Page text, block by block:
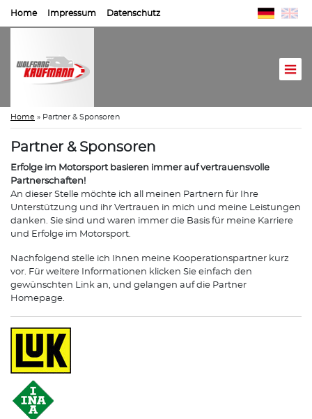
Home Impressum Datenschutz
Home » Partner & Sponsoren
Partner & Sponsoren
Erfolge im Motorsport basieren immer auf vertrauensvolle
Partnerschaften!
An dieser Stelle möchte ich all meinen Partnern für Ihre
Unterstützung und ihr Vertrauen in mich und meine Leistungen
danken. Sie sind und waren immer die Basis für meine Karriere
und Erfolge im Motorsport.
Nachfolgend stelle ich Ihnen meine Kooperationspartner kurz
vor. Für weitere Informationen klicken Sie einfach den
gewünschten Link an, und gelangen auf die Partner
Homepage.